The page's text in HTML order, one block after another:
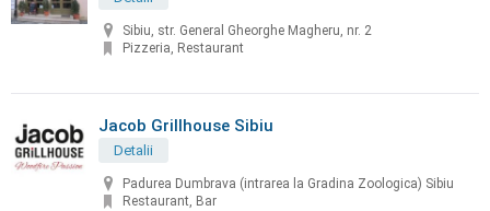
Sibiu, str. General Gheorghe Magheru, nr. 2
Pizzeria, Restaurant
Jacob Grillhouse Sibiu
Detalii
Padurea Dumbrava (intrarea la Gradina Zoologica) Sibiu
Restaurant, Bar